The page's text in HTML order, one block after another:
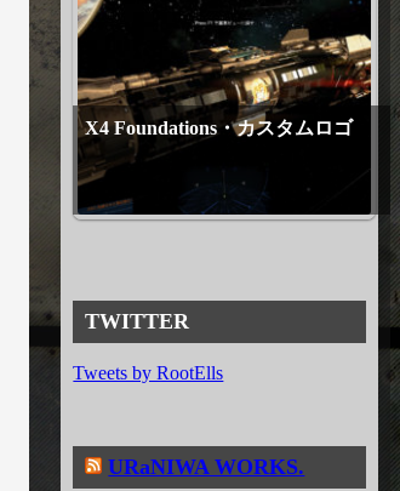
X4 Foundations・カスタムロゴ
TWITTER
Tweets by RootElls
URaNIWA WORKS.